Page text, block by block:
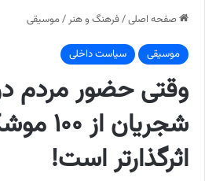
صفحه اصلی/فرهنگ و هنر/موسیقی
موسیقی سیاست داخلی
وقتی حضور مردم
اثرگذارتر است!